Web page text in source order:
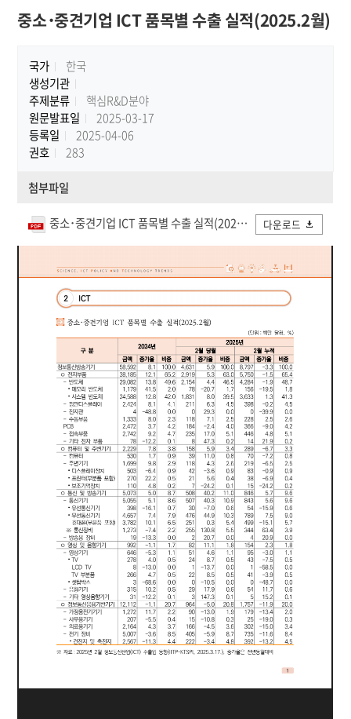
중소･중견기업 ICT 품목별 수출 실적(2025.2월)
국가
한국
생성기관
주제분류
핵심R&D분야
원문발표일
2025-03-17
등록일
2025-04-06
권호
283
첨부파일
중소･중견기업 ICT 품목별 수출 실적(2025.2월).pdf 다운로드